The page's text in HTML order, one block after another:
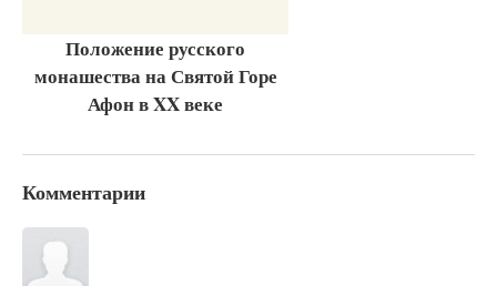
Положение русского
монашества на Святой Горе
Афон в XX веке
Комментарии